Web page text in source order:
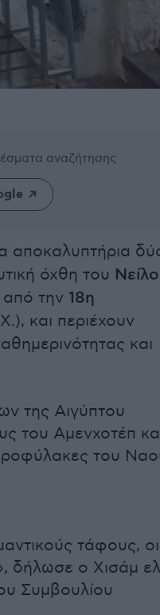
αναζήτησης
αποκαλυπτήρια
όχθη του
από την 18η
και περιέχουν
και
της Αιγύπτου
του Αμενχοτέπ
του
τάφους, οι
δήλωσε ο Χισάμ ελ
Συμβουλίου